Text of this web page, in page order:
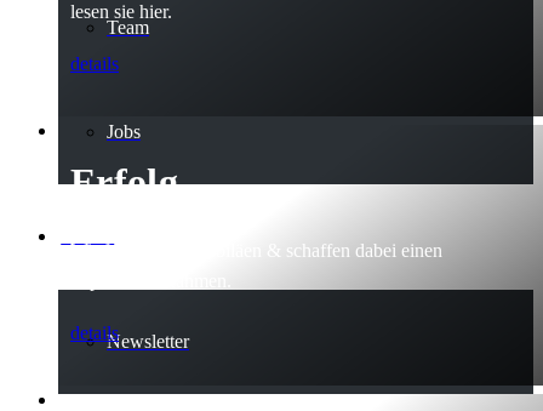
Team
Jobs
Newsletter
lesen sie hier.
details
Erfolg.
Wir feiern gerne Jubiläen & schaffen dabei einen
details